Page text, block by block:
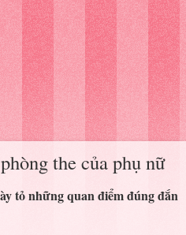
the của phụ nữ
tỏ những quan điểm đúng đắn